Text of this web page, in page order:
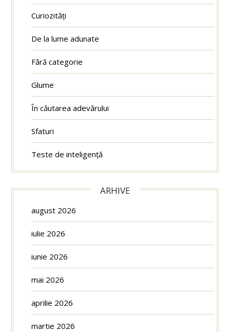
Curiozități
De la lume adunate
Fără categorie
Glume
În căutarea adevărului
Sfaturi
Teste de inteligență
ARHIVE
august 2026
iulie 2026
iunie 2026
mai 2026
aprilie 2026
martie 2026